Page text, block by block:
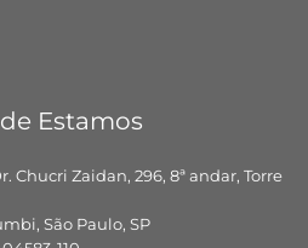
Estamos
Chucri Zaidan, 296, 8ª andar, Torre
São Paulo, SP